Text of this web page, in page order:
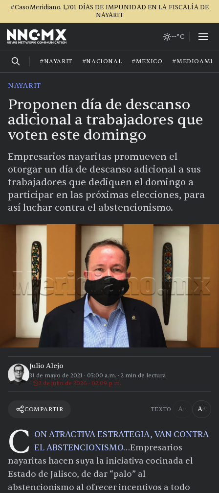
#CasoMeridiano. 1,701 DÍAS DE IMPUNIDAD EN LA FISCALÍA DE
NAYARIT
--°C
#NAYARIT #NACIONAL #MEXICO
NAYARIT
Proponen día de descanso
adicional a trabajadores que
voten este domingo
Empresarios nayaritas promueven el
otorgar un día de descanso adicional a sus
trabajadores que dediquen el domingo a
participar en las próximas elecciones, para
así luchar contra el abstencionismo.
Julio Alejo
31 de mayo de 2021 · 05:00 a.m. · 2 min de lectura
2 de julio de 2026 · 02:09 p.m.
COMPARTIR TEXTO A− A+
C ON ATRACTIVA ESTRATEGIA, VAN CONTRA
EL ABSTENCIONISMO…Empresarios
nayaritas hacen suya la iniciativa cocinada el
Estado de Jalisco, de dar “palo” al
abstencionismo al ofrecer incentivos a todo